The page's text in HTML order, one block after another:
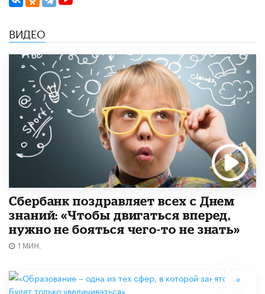
ВИДЕО
Сбербанк поздравляет всех с Днем
знаний: «Чтобы двигаться вперед,
нужно не бояться чего-то не знать»
1 МИН.